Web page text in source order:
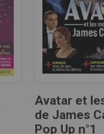
Avatar et
de James
Pop Up n°1